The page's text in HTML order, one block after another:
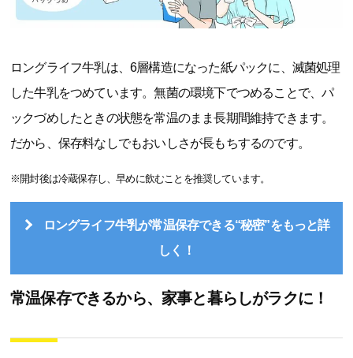
ロングライフ牛乳は、6層構造になった紙パックに、滅菌処理
した牛乳をつめています。無菌の環境下でつめることで、パ
ックづめしたときの状態を常温のまま長期間維持できます。
だから、保存料なしでもおいしさが長もちするのです。
※開封後は冷蔵保存し、早めに飲むことを推奨しています。
ロングライフ牛乳が常温保存できる“秘密”をもっと詳
しく！
常温保存できるから、家事と暮らしがラクに！